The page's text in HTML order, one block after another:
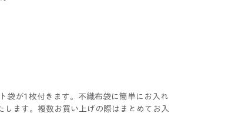
袋が1枚付きます。不織布袋に簡単にお入れ
します。複数お買い上げの際はまとめてお入